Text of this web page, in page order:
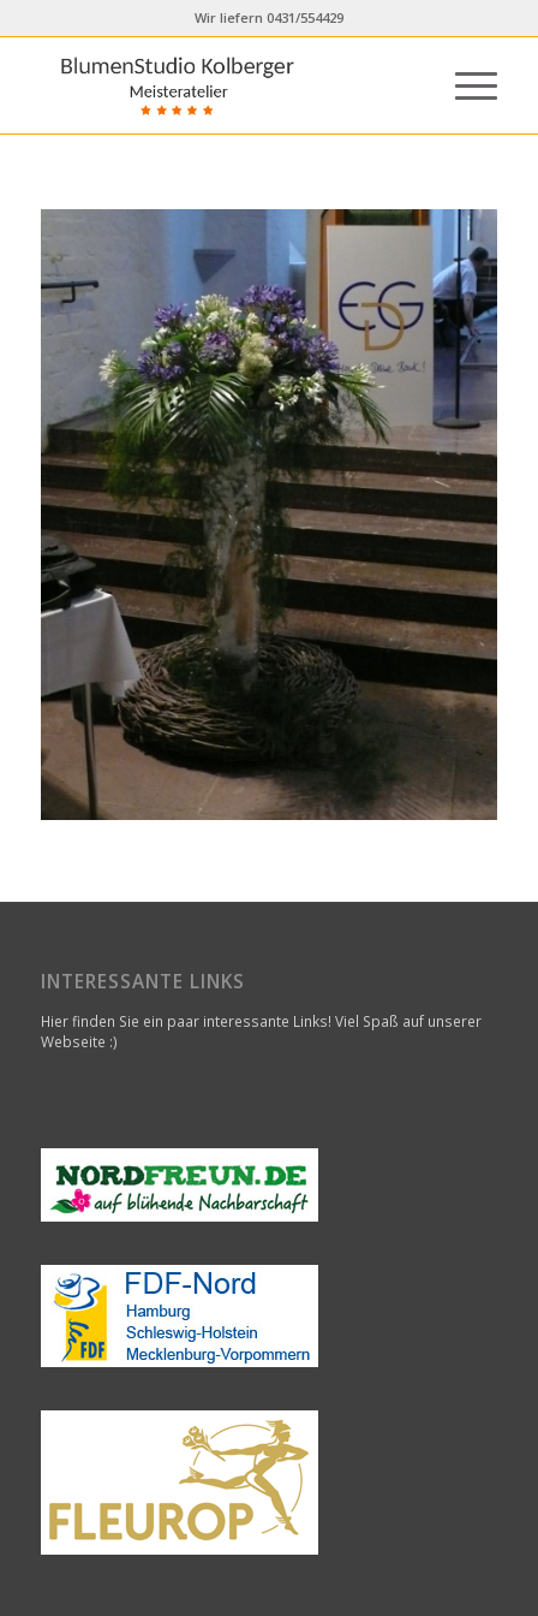
Wir liefern 0431/554429
INTERESSANTE LINKS
Hier finden Sie ein paar interessante Links! Viel Spaß auf unserer
Webseite :)